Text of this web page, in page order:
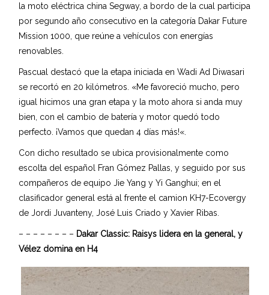
la moto eléctrica china Segway, a bordo de la cual participa
por segundo año consecutivo en la categoría Dakar Future
Mission 1000, que reúne a vehículos con energías
renovables.
Pascual destacó que la etapa iniciada en Wadi Ad Diwasari
se recortó en 20 kilómetros. «Me favoreció mucho, pero
igual hicimos una gran etapa y la moto ahora si anda muy
bien, con el cambio de batería y motor quedó todo
perfecto. ¡Vamos que quedan 4 días más!«.
Con dicho resultado se ubica provisionalmente como
escolta del español Fran Gómez Pallas, y seguido por sus
compañeros de equipo Jie Yang y Yi Ganghui; en el
clasificador general está al frente el camion KH7-Ecovergy
de Jordi Juvanteny, José Luis Criado y Xavier Ribas.
– – – – – – – – Dakar Classic: Raisys lidera en la general, y
Vélez domina en H4